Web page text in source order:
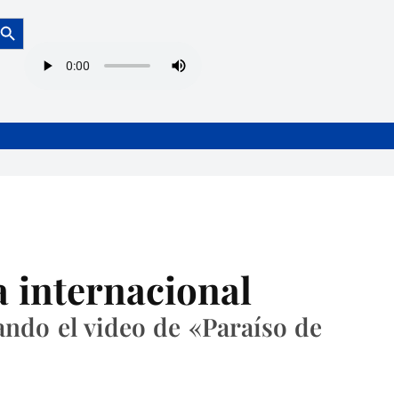
de búsqueda
internacional
el video de «Paraíso de